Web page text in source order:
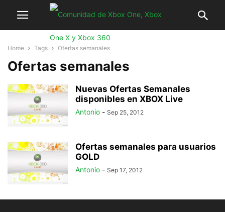
Home Tags Ofertas semanales
Ofertas semanales
Nuevas Ofertas Semanales
disponibles en XBOX Live
Antonio - Sep 25, 2012
Ofertas semanales para usuarios
GOLD
Antonio - Sep 17, 2012